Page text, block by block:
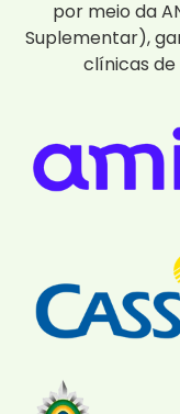
por meio da
Suplementar),
clínicas